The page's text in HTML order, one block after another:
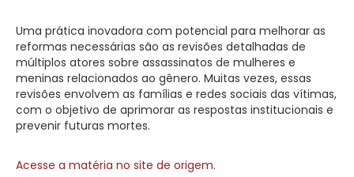
Uma prática inovadora com potencial para melhorar as
reformas necessárias são as revisões detalhadas de
múltiplos atores sobre assassinatos de mulheres e
meninas relacionados ao gênero. Muitas vezes, essas
revisões envolvem as famílias e redes sociais das vítimas,
com o objetivo de aprimorar as respostas institucionais e
prevenir futuras mortes.
Acesse a matéria no site de origem.